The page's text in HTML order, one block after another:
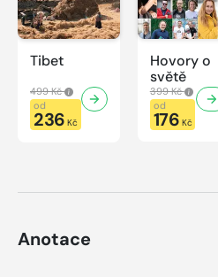
Tibet
499 Kč
od
236 Kč
Hovory o
světě
399 Kč
od
176 Kč
Anotace